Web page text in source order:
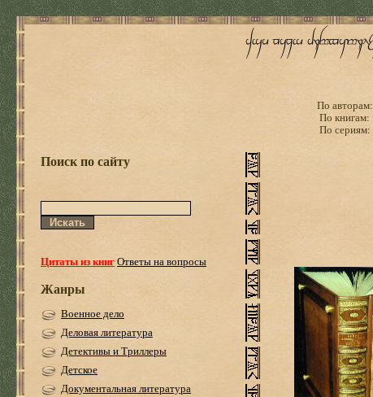
По авторам:
По книгам:
По сериям:
Поиск по сайту
Цитаты из книгОтветы на вопросы
Жанры
Военное дело
Деловая литература
Детективы и Триллеры
Детское
Документальная литература